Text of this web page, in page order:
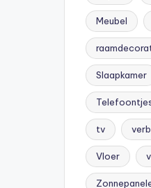
Meubel
Slaapkamer
tv
Vloer